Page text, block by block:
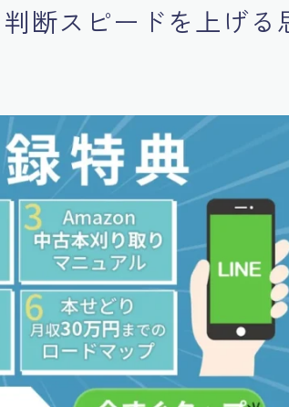
断スピードを上げる